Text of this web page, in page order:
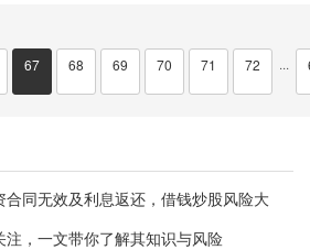
67 68 69 70 71 72 ···
同无效及利息返还，借钱炒股风险大
注，一文带你了解其知识与风险